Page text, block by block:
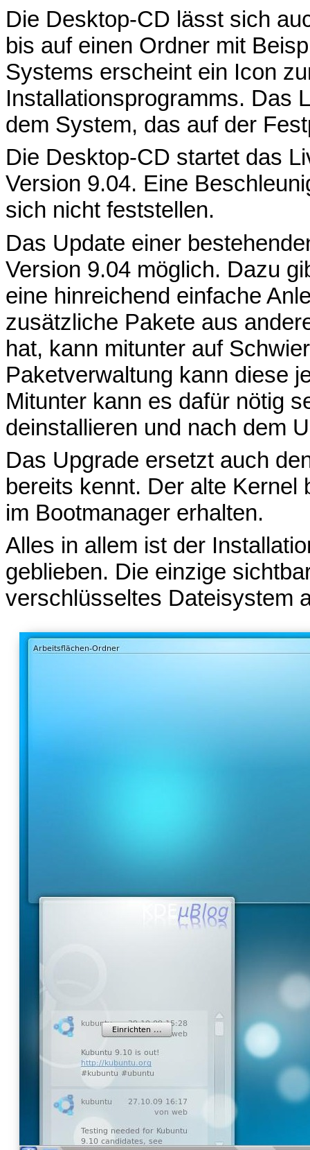
Die Desktop-CD lässt sich
bis auf einen Ordner mit
Systems erscheint ein Icon
Installationsprogramms. Das
dem System, das auf der
Die Desktop-CD startet das
Version 9.04. Eine
sich nicht feststellen.
Das Update einer
Version 9.04 möglich. Dazu
eine hinreichend einfache
zusätzliche Pakete aus
hat, kann mitunter auf
Paketverwaltung kann diese
Mitunter kann es dafür nötig
deinstallieren und nach dem
Das Upgrade ersetzt auch
bereits kennt. Der alte Kernel
im Bootmanager erhalten.
Alles in allem ist der
geblieben. Die einzige
verschlüsseltes Dateisystem